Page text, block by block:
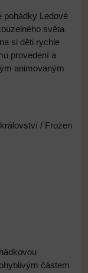
pohádky Ledové
světa
si děti rychle
provedení a
animovaným
/ Frozen
částem